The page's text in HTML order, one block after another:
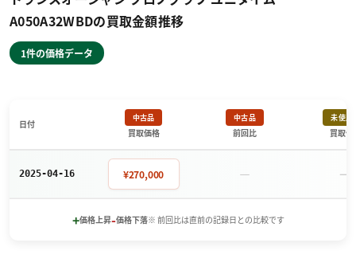
A050A32WBDの買取金額推移
1件の価格データ
日付
中古品
買取価格
中古品
前回比
未使用
買取価
2025-04-16 ¥270,000 － －
+価格上昇-価格下落※ 前回比は直前の記録日との比較です